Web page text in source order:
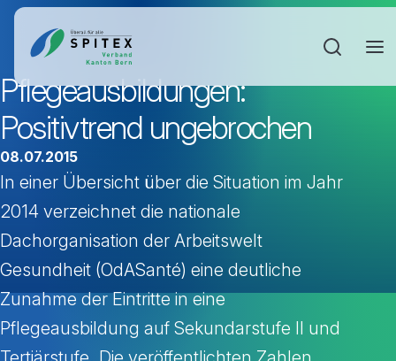
Pflegeausbildungen:
Positivtrend ungebrochen
08.07.2015
In einer Übersicht über die Situation im Jahr
2014 verzeichnet die nationale
Dachorganisation der Arbeitswelt
Gesundheit (OdASanté) eine deutliche
Zunahme der Eintritte in eine
Pflegeausbildung auf Sekundarstufe II und